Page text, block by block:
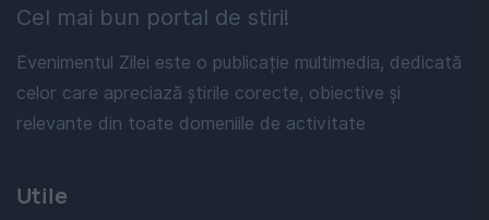
Cel mai bun portal de stiri!
Evenimentul Zilei este o publicație multimedia, dedicată
celor care apreciază știrile corecte, obiective și
relevante din toate domeniile de activitate
Utile